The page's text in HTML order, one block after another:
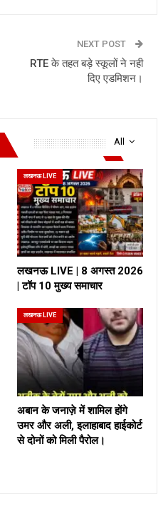
NEXT POST
RTE के तहत बड़े स्कूलों ने नही
दिए एडमिशन।
All
लखनऊ LIVE
लखनऊ LIVE | 8 अगस्त 2026
| टॉप 10 मुख्य समाचार
लखनऊ LIVE
अबान के जनाज़े में शामिल होंगे
उमर और अली, इलाहाबाद हाईकोर्ट
से दोनों को मिली पैरोल।